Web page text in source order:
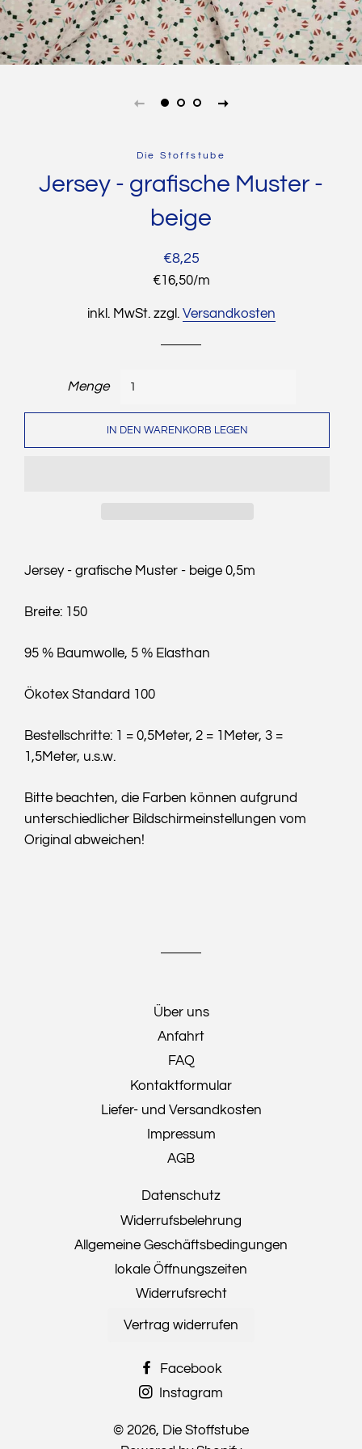
Die Stoffstube
Jersey - grafische Muster -
beige
Normaler
Preis
Sonderpreis
€8,25
Stückpreis
€16,50/pro
m
inkl. MwSt. zzgl. Versandkosten
Menge
IN DEN WARENKORB LEGEN
Jersey - grafische Muster - beige 0,5m
Breite: 150
95 % Baumwolle, 5 % Elasthan
Ökotex Standard 100
Bestellschritte: 1 = 0,5Meter, 2 = 1Meter, 3 =
1,5Meter, u.s.w.
Bitte beachten, die Farben können aufgrund
unterschiedlicher Bildschirmeinstellungen vom
Original abweichen!
Über uns
Anfahrt
FAQ
Kontaktformular
Liefer- und Versandkosten
Impressum
AGB
Datenschutz
Widerrufsbelehrung
Allgemeine Geschäftsbedingungen
lokale Öffnungszeiten
Widerrufsrecht
Vertrag widerrufen
Facebook
Instagram
© 2026, Die Stoffstube